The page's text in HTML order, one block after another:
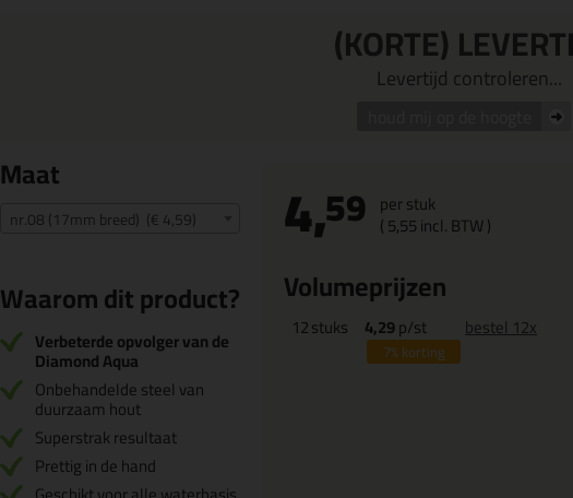
(KORTE)
Levertijd controleren...
Maat
nr.08 (17mm breed) (€ 4,59)
Waarom dit product?
Verbeterde opvolger van de
Diamond Aqua
Onbehandelde steel van
duurzaam hout
Superstrak resultaat
Prettig in de hand
4,59 per stuk
(5,55incl. BTW )
Volumeprijzen
12stuks 4,29p/st
7%korting
bestel 12x